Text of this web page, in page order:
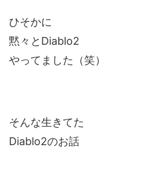
ひそかに
黙々とDiablo2
やってました（笑）
そんな生きてた
Diablo2のお話